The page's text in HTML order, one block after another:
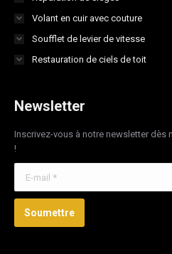
Volant en cuir avec couture
Soufflet de levier de vitesse
Restauration de ciels de toit
Newsletter
Inscrivez-vous à notre newsletter dès
!
Soumettre